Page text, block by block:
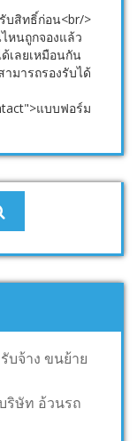
บสิทธิ์ก่อน<br/>
หนถูกจองแล้ว
เลยเหมือนกัน
ามารถรองรับได้
แบบฟอร์ม
บจ้าง ขนย้าย
ริษัท อ้วนรถ